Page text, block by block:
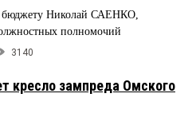
бюджету Николай САЕНКО,
полномочий
3140
кресло зампреда Омского